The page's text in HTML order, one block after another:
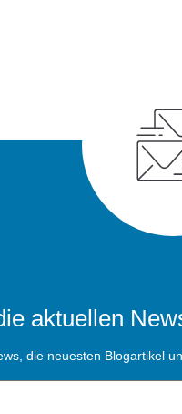
aktuellen
die neuesten Blogartikel